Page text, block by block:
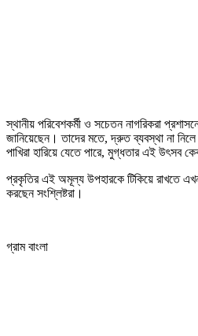
স্থানীয় পরিবেশকর্মী ও সচেতন নাগরিকরা
জানিয়েছেন। তাদের মতে, দ্রুত ব্যবস্থা না
পাখিরা হারিয়ে যেতে পারে, মুগ্ধতার এই উৎসব
প্রকৃতির এই অমূল্য উপহারকে টিকিয়ে রাখতে
করছেন সংশ্লিষ্টরা।
গ্রাম বাংলা